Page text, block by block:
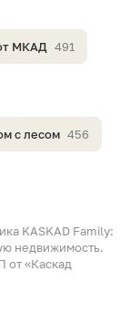
KASKAD Family:
недвижимость.
от «Каскад
МКАД 491
с лесом 456